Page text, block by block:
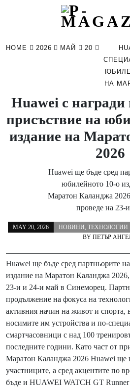
HOME 2026 МАЙ 20
НА
Huawei с награди
присъствие на
издание на
2026
Huawei ще бъде сред
юбилейното 10-о
Маратон Каланджа
проведе на
MAY 20, 2026 НОВИНИ, ТЕХНОЛОГИИ
BY ПЕТЪР
Huawei ще бъде сред партньорите
издание на Маратон Каланджа
23-и и 24-и май в Синеморец.
продължение на фокуса на
активния начин на живот и спорта,
носимите им устройства и по-
смартчасовници с над 100
последните години. Като част от
Маратон Каланджа 2026 Huawei ще
участниците, а сред акцентите по
бъде и HUAWEI WATCH GT Runner